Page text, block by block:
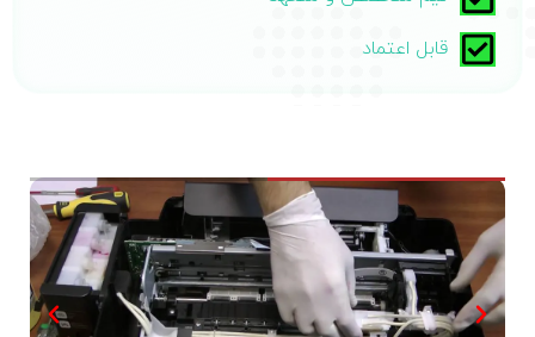
قابل اعتماد